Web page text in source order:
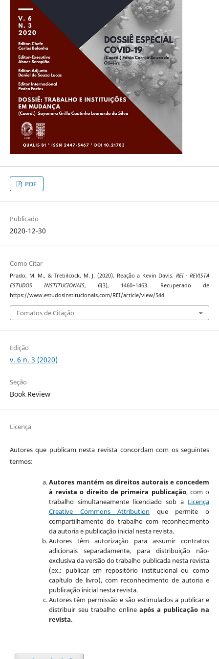
PDF
Publicado
2020-12-30
Como Citar
Prado, M. M., & Trebilcock, M. J. (2020). Reação a Kevin Davis. REI - REVISTA
ESTUDOS INSTITUCIONAIS, 6(3), 1460–1463. Recuperado de
https://www.estudosinstitucionais.com/REI/article/view/544
Fomatos de Citação
Edição
v. 6 n. 3 (2020)
Seção
Book Review
Licença
Autores que publicam nesta revista concordam com os seguintes
termos:
Autores mantém os direitos autorais e concedem
à revista o direito de primeira publicação, com o
trabalho simultaneamente licenciado sob a Licença
Creative Commons Attribution que permite o
compartilhamento do trabalho com reconhecimento
da autoria e publicação inicial nesta revista.
Autores têm autorização para assumir contratos
adicionais separadamente, para distribuição não-
exclusiva da versão do trabalho publicada nesta revista
(ex.: publicar em repositório institucional ou como
capítulo de livro), com reconhecimento de autoria e
publicação inicial nesta revista.
Autores têm permissão e são estimulados a publicar e
distribuir seu trabalho onlineapós a publicação na
revista.